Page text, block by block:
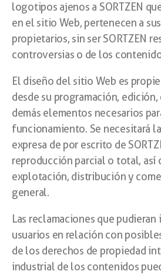
logotipos ajenos a SORTZEN
en el sitio Web, pertenecen a
propietarios, sin ser SORTZEN
controversias o de los
El diseño del sitio Web es
desde su programación,
demás elementos necesarios
funcionamiento. Se necesitará
expresa de por escrito de
reproducción parcial o total, así
explotación, distribución y
general.
Las reclamaciones que
usuarios en relación con
de los derechos de propiedad
industrial de los contenidos